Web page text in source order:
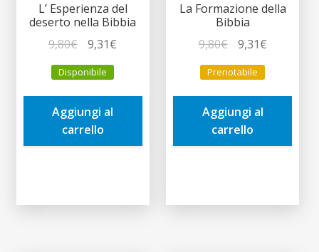
L’ Esperienza del
deserto nella Bibbia
9,80€
prezzo
originale
era:
9,80€.
9,31€
è:
Disponibile
Aggiungi al
carrello
La Formazione della
Bibbia
9,80€
prezzo
originale
era:
9,80€.
9,31€Il
è:
Prenotabile
Aggiungi al
carrello